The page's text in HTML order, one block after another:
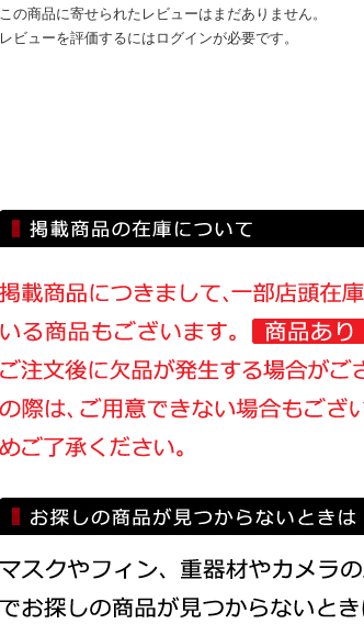
この商品に寄せられたレビューはまだありません。
レビューを評価するにはログインが必要です。